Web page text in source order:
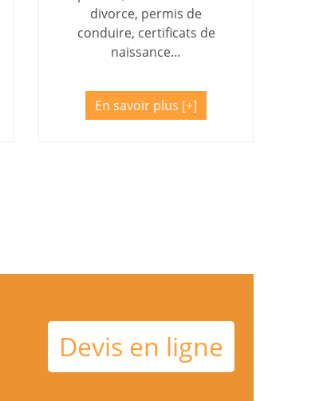
divorce, permis de
conduire, certificats de
naissance…
En savoir plus
Devis en ligne